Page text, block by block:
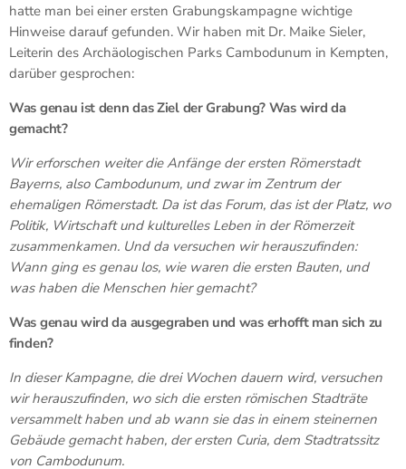
hatte man bei einer ersten Grabungskampagne wichtige
Hinweise darauf gefunden. Wir haben mit Dr. Maike Sieler,
Leiterin des Archäologischen Parks Cambodunum in Kempten,
darüber gesprochen:
Was genau ist denn das Ziel der Grabung? Was wird da
gemacht?
Wir erforschen weiter die Anfänge der ersten Römerstadt
Bayerns, also Cambodunum, und zwar im Zentrum der
ehemaligen Römerstadt. Da ist das Forum, das ist der Platz, wo
Politik, Wirtschaft und kulturelles Leben in der Römerzeit
zusammenkamen. Und da versuchen wir herauszufinden:
Wann ging es genau los, wie waren die ersten Bauten, und
was haben die Menschen hier gemacht?
Was genau wird da ausgegraben und was erhofft man sich zu
finden?
In dieser Kampagne, die drei Wochen dauern wird, versuchen
wir herauszufinden, wo sich die ersten römischen Stadträte
versammelt haben und ab wann sie das in einem steinernen
Gebäude gemacht haben, der ersten Curia, dem Stadtratssitz
von Cambodunum.